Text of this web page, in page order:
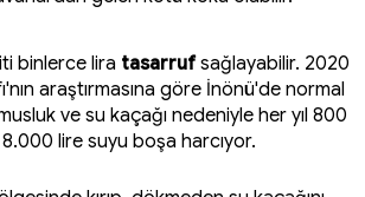
binlerce lira tasarrufsağlayabilir. 2020
araştırmasına göre İnönü'de normal
ve su kaçağı nedeniyle her yıl 800
lire suyu boşa harcıyor.